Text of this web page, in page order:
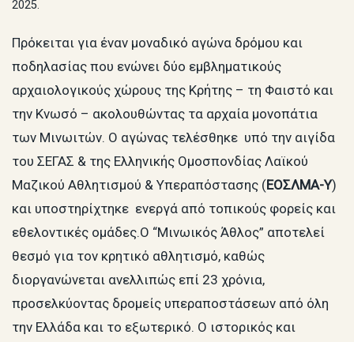
2025.
Πρόκειται για έναν μοναδικό αγώνα δρόμου και
ποδηλασίας που ενώνει δύο εμβληματικούς
αρχαιολογικούς χώρους της Κρήτης – τη Φαιστό και
την Κνωσό – ακολουθώντας τα αρχαία μονοπάτια
των Μινωιτών. Ο αγώνας τελέσθηκε υπό την αιγίδα
του ΣΕΓΑΣ & της Ελληνικής Ομοσπονδίας Λαϊκού
Μαζικού Αθλητισμού & Υπεραπόστασης (ΕΟΣΛΜΑ-Υ)
και υποστηρίχτηκε ενεργά από τοπικούς φορείς και
εθελοντικές ομάδες.Ο “Μινωικός Άθλος” αποτελεί
θεσμό για τον κρητικό αθλητισμό, καθώς
διοργανώνεται ανελλιπώς επί 23 χρόνια,
προσελκύοντας δρομείς υπεραποστάσεων από όλη
την Ελλάδα και το εξωτερικό. Ο ιστορικός και